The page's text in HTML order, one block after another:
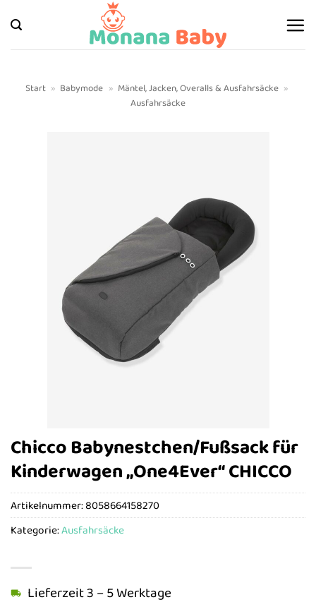
Inhalt
springen
Start » Babymode » Mäntel, Jacken, Overalls & Ausfahrsäcke »
Ausfahrsäcke
Chicco Babynestchen/Fußsack für
Kinderwagen „One4Ever“ CHICCO
Lieferzeit 3 – 5 Werktage
Artikelnummer:8058664158270
Kategorie:Ausfahrsäcke